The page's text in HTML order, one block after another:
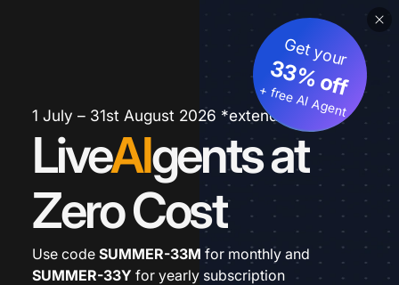
1 July – 31st August 2026 *extended
LiveAIgents at
Zero Cost
Get your
33% off
+ free AI Agent
Use code SUMMER-33M for monthly and
SUMMER-33Y for yearly subscription